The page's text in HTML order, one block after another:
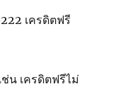
เครดิตฟรี
น เครดิตฟรีไม่